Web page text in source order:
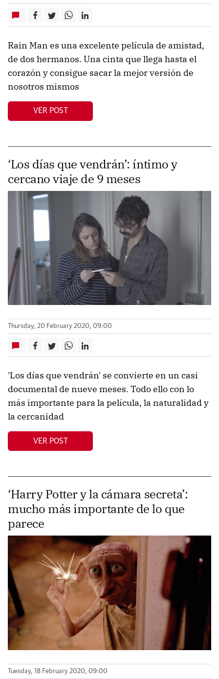
Rain Man es una excelente película de amistad,
de dos hermanos. Una cinta que llega hasta el
corazón y consigue sacar la mejor versión de
nosotros mismos
VER POST
‘Los días que vendrán’: íntimo y
cercano viaje de 9 meses
Thursday, 20 February 2020, 09:00
'Los días que vendrán' se convierte en un casi
documental de nueve meses. Todo ello con lo
más importante para la película, la naturalidad y
la cercanidad
VER POST
‘Harry Potter y la cámara secreta’:
mucho más importante de lo que
parece
Tuesday, 18 February 2020, 09:00